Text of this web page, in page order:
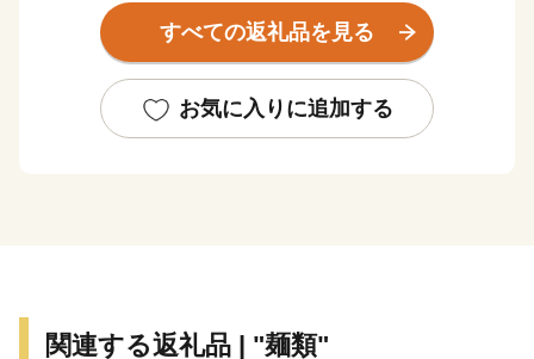
行事が継承され、地域文化として形成されています。
すべての返礼品を見る
お気に入りに追加する
関連する返礼品 | "麺類"